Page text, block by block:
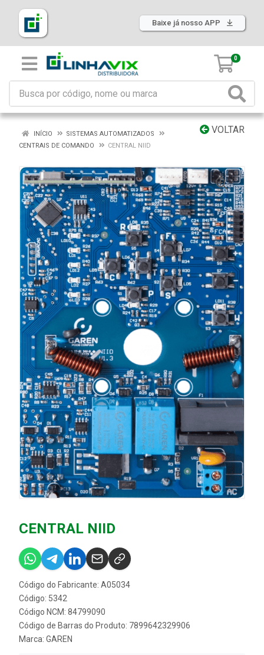
Baixe já nosso APP
0
VOLTAR
INÍCIO
SISTEMAS AUTOMATIZADOS
CENTRAIS DE COMANDO
CENTRAL NIID
CENTRAL NIID
Código do Fabricante: A05034
Código: 5342
Código NCM: 84799090
Código de Barras do Produto: 7899642329906
Marca: GAREN